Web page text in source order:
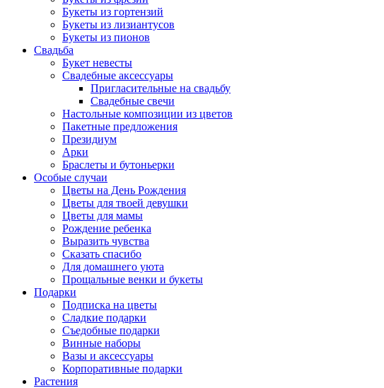
Букеты из гортензий
Букеты из лизиантусов
Букеты из пионов
Свадьба
Букет невесты
Свадебные аксессуары
Пригласительные на свадьбу
Свадебные свечи
Настольные композиции из цветов
Пакетные предложения
Президиум
Арки
Браслеты и бутоньерки
Особые случаи
Цветы на День Рождения
Цветы для твоей девушки
Цветы для мамы
Рождение ребенка
Выразить чувства
Сказать спасибо
Для домашнего уюта
Прощальные венки и букеты
Подарки
Подписка на цветы
Сладкие подарки
Съедобные подарки
Винные наборы
Вазы и аксессуары
Корпоративные подарки
Растения